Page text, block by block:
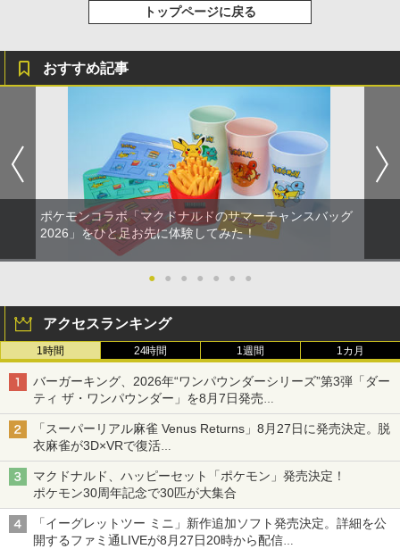
トップページに戻る
おすすめ記事
ポケモンコラボ「マクドナルドのサマーチャンスバッグ
2026」をひと足お先に体験してみた！
● ● ● ● ● ● ●
アクセスランキング
1時間 24時間 1週間 1カ月
バーガーキング、2026年“ワンパウンダーシリーズ”第3弾「ダー
ティ ザ・ワンパウンダー」を8月7日発売
「特製ガーリックマヨソース」を使用した超大型チーズバーガー
「スーパーリアル麻雀 Venus Returns」8月27日に発売決定。脱
衣麻雀が3D×VRで復活
発売から2週間は20%オフになるセールが実施
マクドナルド、ハッピーセット「ポケモン」発売決定！
ポケモン30周年記念で30匹が大集合
「イーグレットツー ミニ」新作追加ソフト発売決定。詳細を公
開するファミ通LIVEが8月27日20時から配信